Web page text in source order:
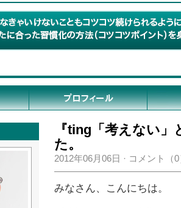
『ting「考えない
た。
2012年06月06日 · コメント（
みなさん、こんにちは。